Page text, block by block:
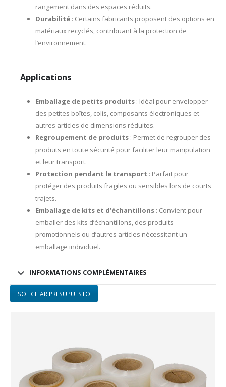
rangement dans des espaces réduits.
Durabilité: Certains fabricants proposent des options en
matériaux recyclés, contribuant à la protection de
l’environnement.
Applications
Emballage de petits produits: Idéal pour envelopper
des petites boîtes, colis, composants électroniques et
autres articles de dimensions réduites.
Regroupement de produits: Permet de regrouper des
produits en toute sécurité pour faciliter leur manipulation
et leur transport.
Protection pendant le transport : Parfait pour
protéger des produits fragiles ou sensibles lors de courts
trajets.
Emballage de kits et d’échantillons: Convient pour
emballer des kits d’échantillons, des produits
promotionnels ou d’autres articles nécessitant un
emballage individuel.
INFORMATIONS COMPLÉMENTAIRES
SOLICITAR PRESUPUESTO